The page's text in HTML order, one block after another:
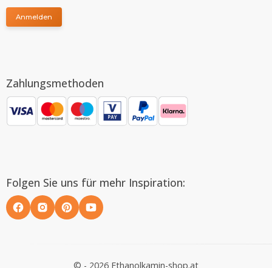
Anmelden
Zahlungsmethoden
Folgen Sie uns für mehr Inspiration:
© - 2026 Ethanolkamin-shop.at